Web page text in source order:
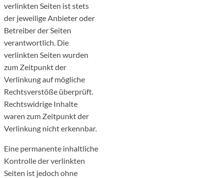
verlinkten Seiten ist stets
der jeweilige Anbieter oder
Betreiber der Seiten
verantwortlich. Die
verlinkten Seiten wurden
zum Zeitpunkt der
Verlinkung auf mögliche
Rechtsverstöße überprüft.
Rechtswidrige Inhalte
waren zum Zeitpunkt der
Verlinkung nicht erkennbar.
Eine permanente inhaltliche
Kontrolle der verlinkten
Seiten ist jedoch ohne